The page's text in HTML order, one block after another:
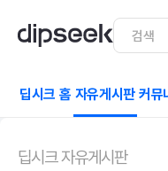
딥시크 홈 자유게시판 커뮤
딥시크 자유게시판